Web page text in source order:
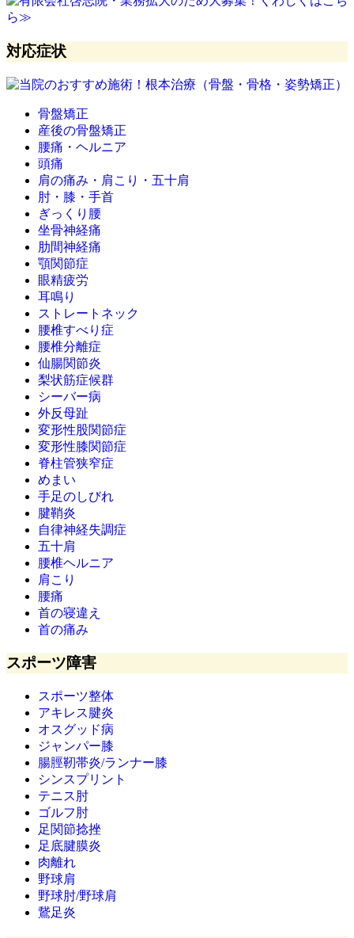
対応症状
骨盤矯正
産後の骨盤矯正
腰痛・ヘルニア
頭痛
肩の痛み・肩こり・五十肩
肘・膝・手首
ぎっくり腰
坐骨神経痛
肋間神経痛
顎関節症
眼精疲労
耳鳴り
ストレートネック
腰椎すべり症
腰椎分離症
仙腸関節炎
梨状筋症候群
シーバー病
外反母趾
変形性股関節症
変形性膝関節症
脊柱管狭窄症
めまい
手足のしびれ
腱鞘炎
自律神経失調症
五十肩
腰椎ヘルニア
肩こり
腰痛
首の寝違え
首の痛み
スポーツ障害
スポーツ整体
アキレス腱炎
オスグッド病
ジャンパー膝
腸脛靭帯炎/ランナー膝
シンスプリント
テニス肘
ゴルフ肘
足関節捻挫
足底腱膜炎
肉離れ
野球肩
野球肘/野球肩
鵞足炎